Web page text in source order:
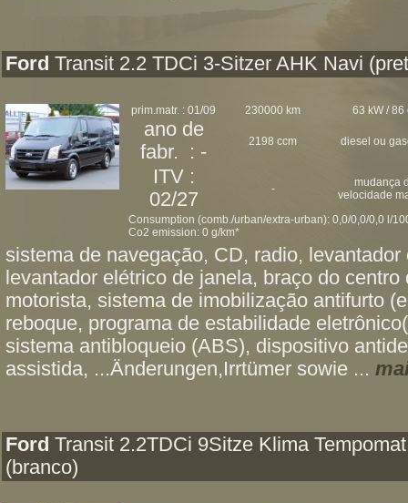
Ford Transit 2.2 TDCi 3-Sitzer AHK Navi
prim.matr. : 01/09 230000 km 63 kW / 86
ano de
fabr. : -
2198 ccm diesel ou
ITV :
02/27
-
mudança
velocidade
Consumption (comb./urban/extra-urban): 0,0/0,0/0,0 l/
Co2 emission: 0 g/km*
sistema de navegação, CD, radio,
levantador elétrico de janela, braço do
motorista, sistema de imobilização antifurto
reboque, programa de estabilidade
sistema antibloqueio (ABS), dispositivo
assistida, ...Änderungen,Irrtümer sowie ...
Ford Transit 2.2TDCi 9Sitze Klima Tempomat
(branco)